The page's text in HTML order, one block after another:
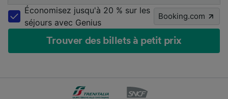
Économisez jusqu'à 20 % sur les
séjours avec Genius
Booking.com
Trouver des billets à petit prix